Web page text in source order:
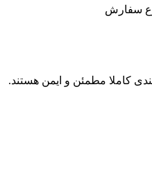
سفارش
کاملا مطمئن و ایمن هستند.